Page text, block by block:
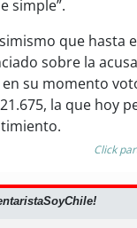
simple”.
que hasta
sobre la
su momento
la que hoy
Click